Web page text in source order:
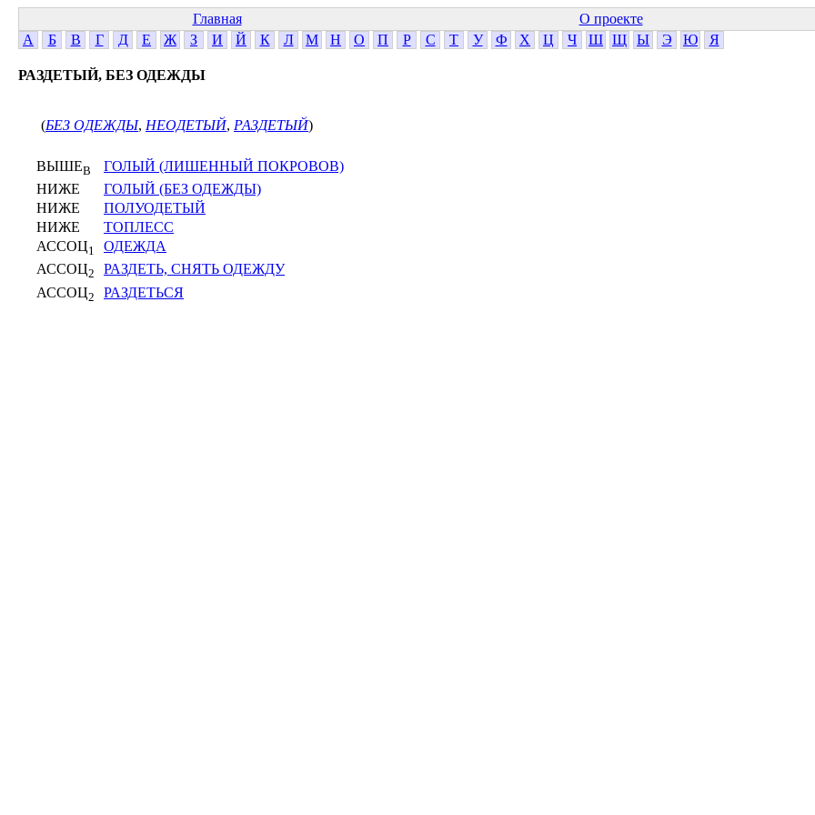
Главная О проекте
А
Б В Г Д Е Ж З И Й К Л М Н О П Р С Т У Ф Х Ц Ч Ш Щ Ы Э Ю Я
РАЗДЕТЫЙ, БЕЗ ОДЕЖДЫ
(БЕЗ ОДЕЖДЫ, НЕОДЕТЫЙ, РАЗДЕТЫЙ)
ВЫШЕВ
ГОЛЫЙ (ЛИШЕННЫЙ ПОКРОВОВ)
НИЖЕ
ГОЛЫЙ (БЕЗ ОДЕЖДЫ)
НИЖЕ
ПОЛУОДЕТЫЙ
НИЖЕ
ТОПЛЕСС
АССОЦ1
ОДЕЖДА
АССОЦ2
РАЗДЕТЬ, СНЯТЬ ОДЕЖДУ
АССОЦ2 РАЗДЕТЬСЯ